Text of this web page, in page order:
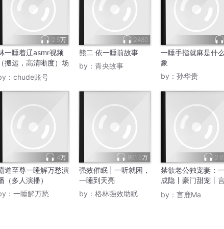
2.5万
一睡着辽asmr视频
（搬运，高清晰度）场
模拟
： chude账号
2480
熊二 依一睡前故事
by： 青央故事
一睡手指就麻是什
象
by： 孙华贵
4万
道至尊一睡解万愁演
（多人演播）
： 一睡解万愁
961.6万
强效催眠 | 一听就困，
一睡到天亮
by： 格林强效助眠
禁欲老公独宠妻：
成隐丨豪门甜宠丨
精品多人剧
by： 言鹿Ma